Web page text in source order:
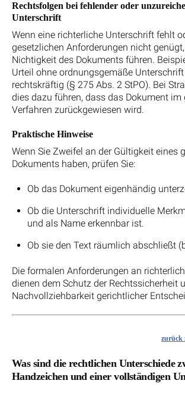
Rechtsfolgen bei fehlender oder
Unterschrift
Wenn eine richterliche Unterschrift fehlt
gesetzlichen Anforderungen nicht
Nichtigkeit des Dokuments führen.
Urteil ohne ordnungsgemäße
rechtskräftig (§ 275 Abs. 2 StPO). Bei
dies dazu führen, dass das Dokument im
Verfahren zurückgewiesen wird.
Praktische Hinweise
Wenn Sie Zweifel an der Gültigkeit eines
Dokuments haben, prüfen Sie:
Ob das Dokument eigenhändig
Ob die Unterschrift individuelle
und als Name erkennbar ist.
Ob sie den Text räumlich abschließt
Die formalen Anforderungen an
dienen dem Schutz der Rechtssicherheit
Nachvollziehbarkeit gerichtlicher
zurück
Was sind die rechtlichen Unterschiede
Handzeichen und einer vollständigen